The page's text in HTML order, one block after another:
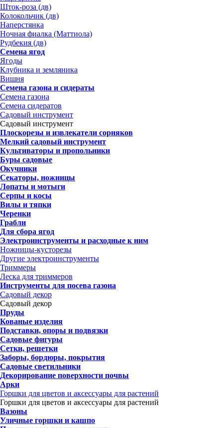
Шток-роза (дв)
Колокольчик (дв)
Наперстянка
Ночная фиалка (Маттиола)
Рудбекия (дв)
Семена ягод
Ягоды
Клубника и земляника
Вишня
Семена газона и сидераты
Семена газона
Семена сидератов
Садовый инструмент
Садовый инструмент
Плоскорезы и извлекатели сорняков
Мелкий садовый инструмент
Культиваторы и пропольники
Буры садовые
Окучники
Секаторы, ножницы
Лопаты и мотыги
Серпы и косы
Вилы и тяпки
Черенки
Грабли
Для сбора ягод
Электроинструменты и расходные к ним
Ножницы-кусторезы
Другие электроинструменты
Триммеры
Леска для триммеров
Инструменты для посева газона
Садовый декор
Садовый декор
Пруды
Кованые изделия
Подставки, опоры и подвязки
Садовые фигуры
Сетки, решетки
Заборы, бордюры, покрытия
Садовые светильники
Декорирование поверхности почвы
Арки
Горшки для цветов и аксессуары для растений
Горшки для цветов и аксессуары для растений
Вазоны
Уличные горшки и кашпо